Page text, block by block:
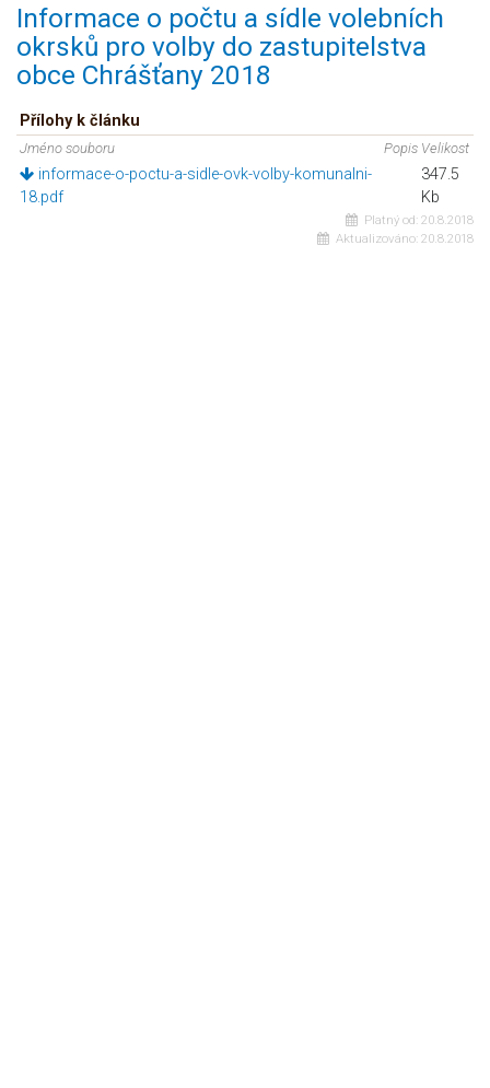
Informace o počtu a sídle volebních
okrsků pro volby do zastupitelstva
obce Chrášťany 2018
Přílohy k článku
Jméno souboru Popis Velikost
informace-o-poctu-a-sidle-ovk-volby-komunalni-
18.pdf
347.5
Kb
Platný od: 20.8.2018
Aktualizováno: 20.8.2018